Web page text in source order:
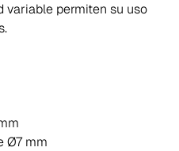
variable permiten su uso
Ø7 mm